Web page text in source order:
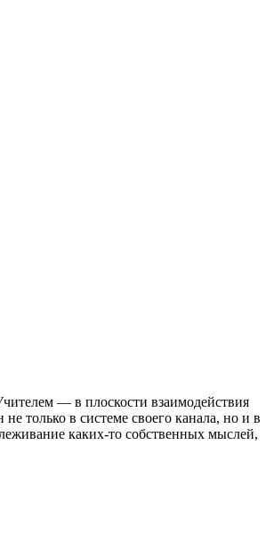
— в плоскости взаимодействия
только в системе своего канала, но и в
каких-то собственных мыслей,